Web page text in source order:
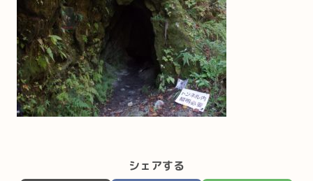
シェアする